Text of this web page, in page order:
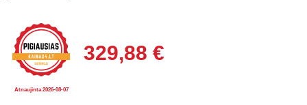
329,88 €
Atnaujinta 2026-08-07